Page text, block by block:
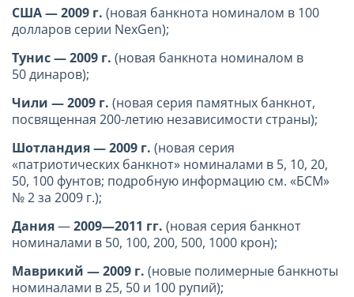
США — 2009 г. (новая банкнота номиналом в 100
долларов серии NexGen);
Тунис — 2009 г. (новая банкнота номиналом в
50 динаров);
Чили — 2009 г. (новая серия памятных банкнот,
посвященная 200-летию независимости страны);
Шотландия — 2009 г. (новая серия
«патриотических банкнот» номиналами в 5, 10, 20,
50, 100 фунтов; подробную информацию см. «БСМ»
№ 2 за 2009 г.);
Дания—2009—2011 гг. (новая серия банкнот
номиналами в 50, 100, 200, 500, 1000 крон);
Маврикий — 2009 г. (новые полимерные банкноты
номиналами в 25, 50 и 100 рупий);